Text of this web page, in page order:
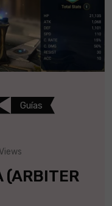
Guías
Views
(ARBITER